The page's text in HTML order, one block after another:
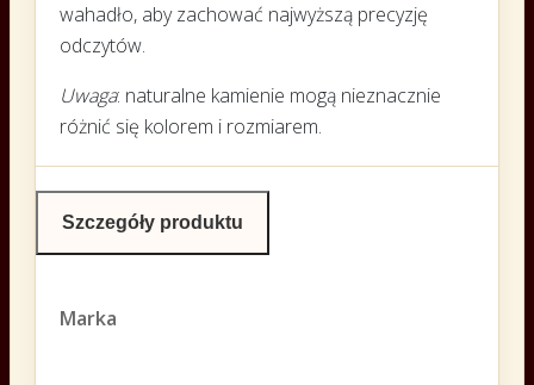
wahadło, aby zachować najwyższą precyzję
odczytów.
Uwaga: naturalne kamienie mogą nieznacznie
różnić się kolorem i rozmiarem.
Szczegóły produktu
Marka